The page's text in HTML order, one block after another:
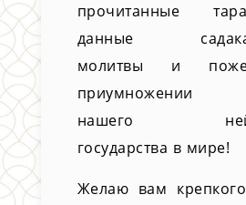
прочитанные
данные садака-
молитвы и
приумножении
нашего
государства в мире!
Желаю вам